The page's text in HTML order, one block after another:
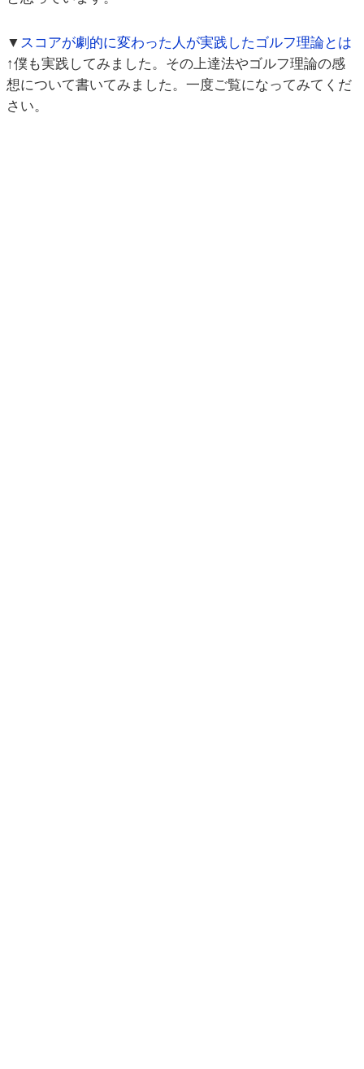
▼ スコアが劇的に変わった人が実践したゴルフ理論とは
↑僕も実践してみました。その上達法やゴルフ理論の感
想について書いてみました。一度ご覧になってみてくだ
さい。